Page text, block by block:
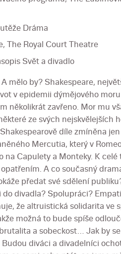
Dráma
The Royal Court Theatre
Svět a divadlo
mělo by? Shakespeare,
v epidemii dýmějového
několikrát zavřeno. Mor mu
ze svých nejskvělejších
díle zmíněna
Mercutia, který v
na Capulety a Monteky. K celé
A co současný
předat své sdělení
divadla? Spolupráci?
že altruistická solidarita ve
možná to bude spíše
a sobeckost… Jak by
diváci a divadelníci